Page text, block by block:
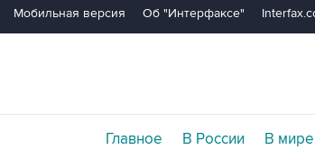
Мобильная версия Об "Интерфаксе"
Главное В России В мире